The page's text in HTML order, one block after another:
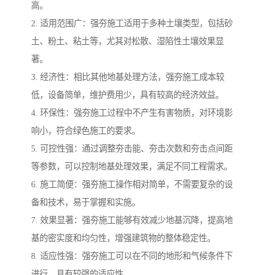
高。
2. 适用范围广：强夯施工适用于多种土壤类型，包括砂
土、粉土、粘土等，尤其对松散、湿陷性土壤效果显
著。
3. 经济性：相比其他地基处理方法，强夯施工成本较
低，设备简单，维护费用少，具有较高的经济效益。
4. 环保性：强夯施工过程中不产生有害物质，对环境影
响小，符合绿色施工的要求。
5. 可控性强：通过调整夯击能、夯击次数和夯击点间距
等参数，可以控制地基处理效果，满足不同工程需求。
6. 施工简便：强夯施工操作相对简单，不需要复杂的设
备和技术，易于掌握和实施。
7. 效果显著：强夯施工能够有效减少地基沉降，提高地
基的密实度和均匀性，增强建筑物的整体稳定性。
8. 适应性强：强夯施工可以在不同的地形和气候条件下